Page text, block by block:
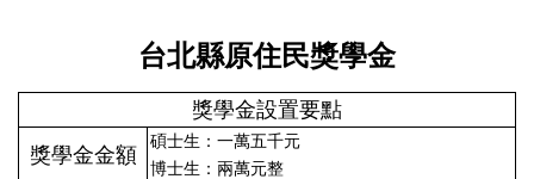
台北縣原住民獎學金
獎學金設置要點
獎學金金額
碩士生：一萬五千元
博士生：兩萬元整